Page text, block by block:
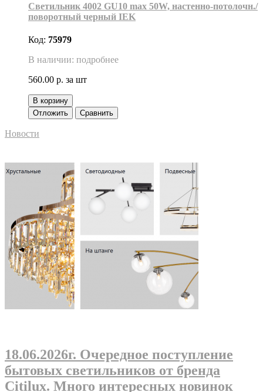
Светильник 4002 GU10 max 50W, настенно-потолочн./
поворотный черный IEK
Код: 75979
В наличии: подробнее
560.00 р. за шт
В корзину
Отложить
Сравнить
Новости
18.06.2026г. Очередное поступление
бытовых светильников от бренда
Citilux. Много интересных новинок